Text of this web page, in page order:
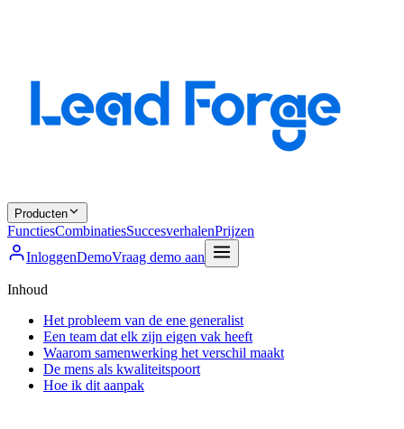
Producten
FunctiesCombinatiesSuccesverhalenPrijzen
InloggenDemoVraag demo aan
Inhoud
Het probleem van de ene generalist
Een team dat elk zijn eigen vak heeft
Waarom samenwerking het verschil maakt
De mens als kwaliteitspoort
Hoe ik dit aanpak